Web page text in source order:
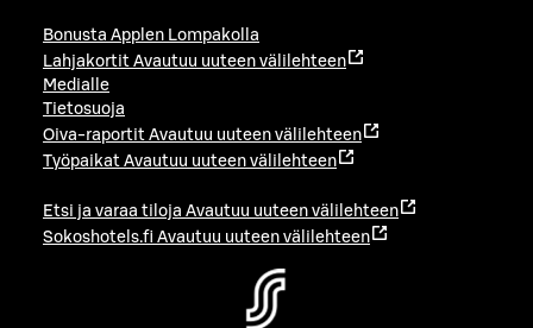
Bonusta Applen Lompakolla
Lahjakortit Avautuu uuteen välilehteen
Medialle
Tietosuoja
Oiva-raportit Avautuu uuteen välilehteen
Työpaikat Avautuu uuteen välilehteen
Etsi ja varaa tiloja Avautuu uuteen välilehteen
Sokoshotels.fi Avautuu uuteen välilehteen